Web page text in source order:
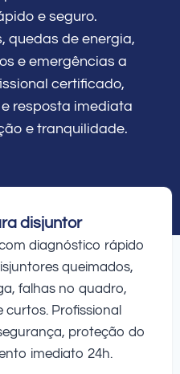
e seguro.
quedas de energia,
e emergências a
certificado,
resposta imediata
e tranquilidade.
disjuntor
diagnóstico rápido
queimados,
falhas no quadro,
curtos. Profissional
proteção do
imediato 24h.